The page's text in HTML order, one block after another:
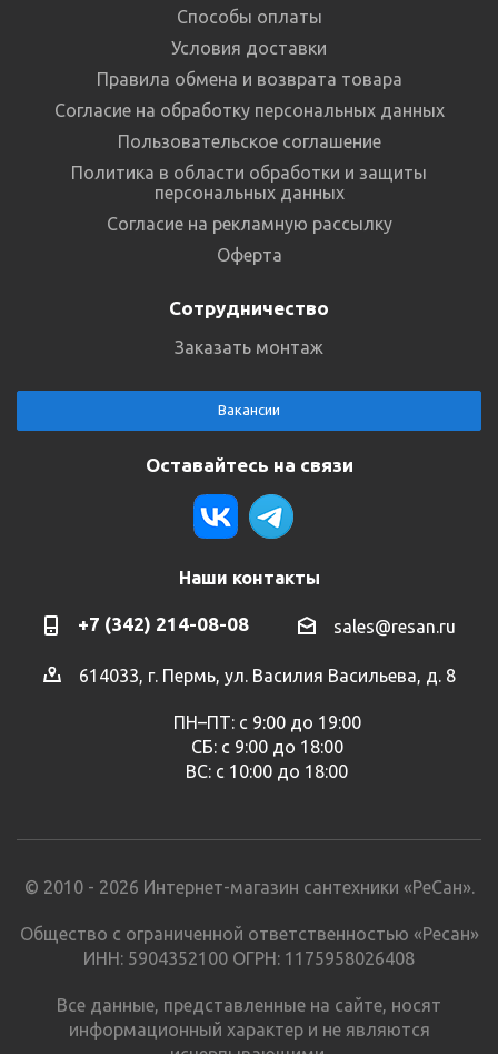
Способы оплаты
Условия доставки
Правила обмена и возврата товара
Согласие на обработку персональных данных
Пользовательское соглашение
Политика в области обработки и защиты
персональных данных
Согласие на рекламную рассылку
Оферта
Сотрудничество
Заказать монтаж
Вакансии
Оставайтесь на связи
Наши контакты
+7 (342) 214-08-08 sales@resan.ru
614033, г. Пермь, ул. Василия Васильева, д. 8
ПН–ПТ: с 9:00 до 19:00
СБ: с 9:00 до 18:00
ВС: с 10:00 до 18:00
© 2010 - 2026 Интернет-магазин сантехники «РеСан».
Общество с ограниченной ответственностью «Ресан»
ИНН: 5904352100 ОГРН: 1175958026408
Все данные, представленные на сайте, носят
информационный характер и не являются